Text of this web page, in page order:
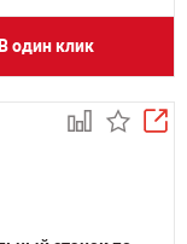
В один клик